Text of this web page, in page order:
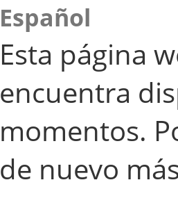
Español
Esta página
encuentra
momentos.
de nuevo